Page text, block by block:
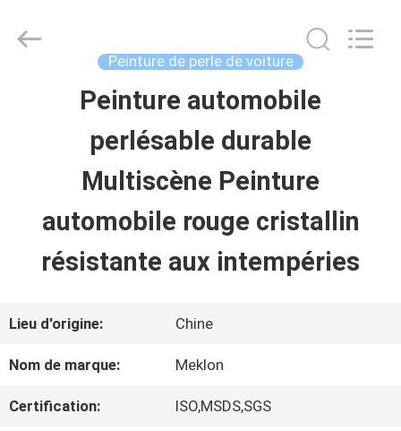
APERÇU
PRODUITS
VIDÉOS
PROPOS
Meklon
Peinture de perle de voiture
Peinture automobile
perlésable durable
Multiscène Peinture
automobile rouge cristallin
résistante aux intempéries
Lieu d'origine: Chine
Nom de marque: Meklon
Certification: ISO,MSDS,SGS